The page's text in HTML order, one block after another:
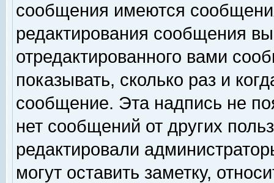
сообщения имеются
редактирования сообщения
отредактированного вами
показывать, сколько раз и
сообщение. Эта надпись не
нет сообщений от других
редактировали
могут оставить заметку,